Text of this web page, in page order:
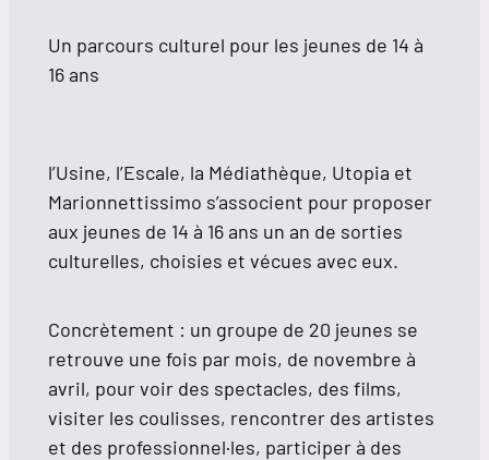
Un parcours culturel pour les jeunes de 14 à
16 ans
l’Usine, l’Escale, la Médiathèque, Utopia et
Marionnettissimo s’associent pour proposer
aux jeunes de 14 à 16 ans un an de sorties
culturelles, choisies et vécues avec eux.
Concrètement : un groupe de 20 jeunes se
retrouve une fois par mois, de novembre à
avril, pour voir des spectacles, des films,
visiter les coulisses, rencontrer des artistes
et des professionnel·les, participer à des